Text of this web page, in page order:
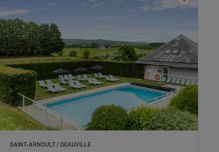
SAINT-ARNOULT / DEAUVILLE